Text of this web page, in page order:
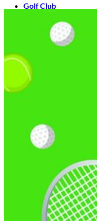
Golf Club
Instalaciones
Clases de Golf
Quienes Somos
Membresías
Restaurante
Eventos
Calendario de
Últimas noticias
Newsletters
RESERVA ONLINE
Reservar